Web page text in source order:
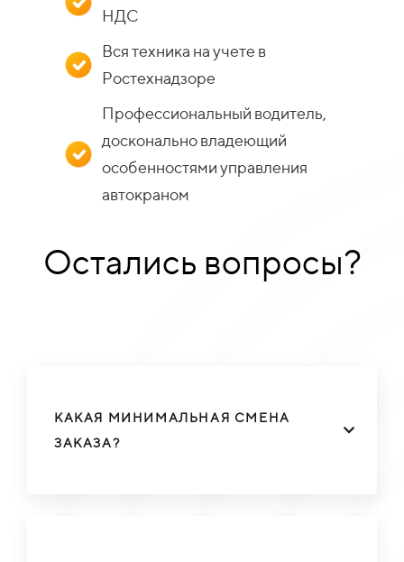
НДС
Вся техника на учете в
Ростехнадзоре
Профессиональный водитель,
досконально владеющий
особенностями управления
автокраном
Остались вопросы?
КАКАЯ МИНИМАЛЬНАЯ СМЕНА
ЗАКАЗА?